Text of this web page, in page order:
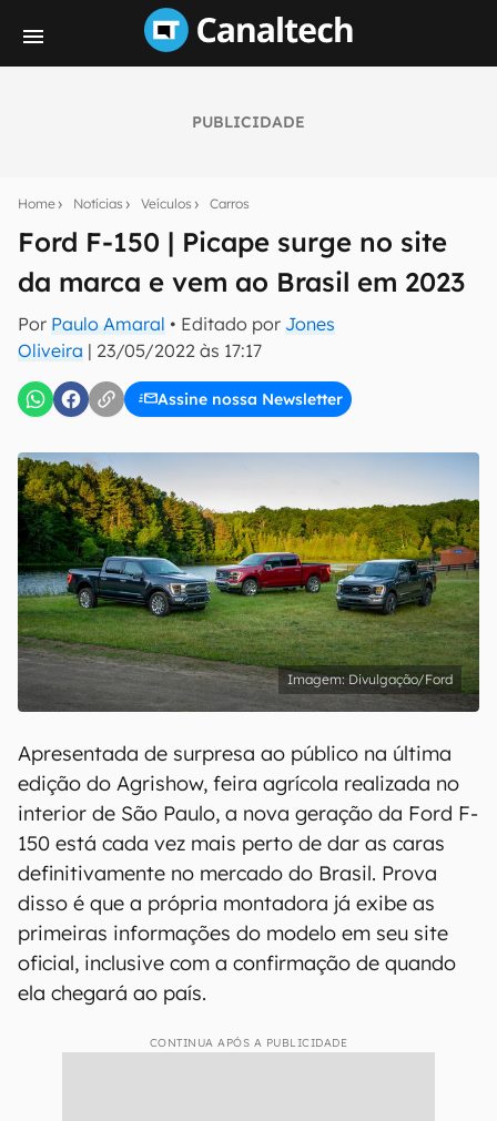
PUBLICIDADE
Home Notícias Veículos Carros
Ford F-150 | Picape surge no site
da marca e vem ao Brasil em 2023
Por Paulo Amaral • Editado por Jones
Oliveira | 23/05/2022 às 17:17
Assine nossa Newsletter
notícias e reviews sobre tecnologia em primeira
mão.
E-mail
Uso e Política de Privacidade do Canaltech.
Divulgação/Ford
Apresentada de surpresa ao público na última
edição do Agrishow, feira agrícola realizada no
interior de São Paulo, a nova geração da Ford F-
150 está cada vez mais perto de dar as caras
definitivamente no mercado do Brasil. Prova
disso é que a própria montadora já exibe as
primeiras informações do modelo em seu site
oficial, inclusive com a confirmação de quando
ela chegará ao país.
CONTINUA APÓS A PUBLICIDADE